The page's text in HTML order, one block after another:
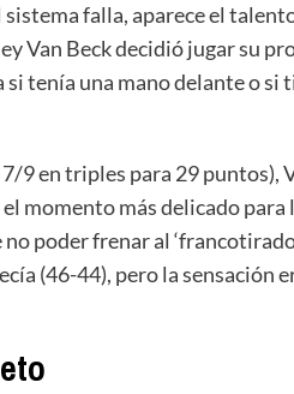
falla, aparece el
Van Beck decidió jugar su
tenía una mano delante o si
9 en triples para 29 puntos),
momento más delicado para
poder frenar al
(46-44), pero la sensación